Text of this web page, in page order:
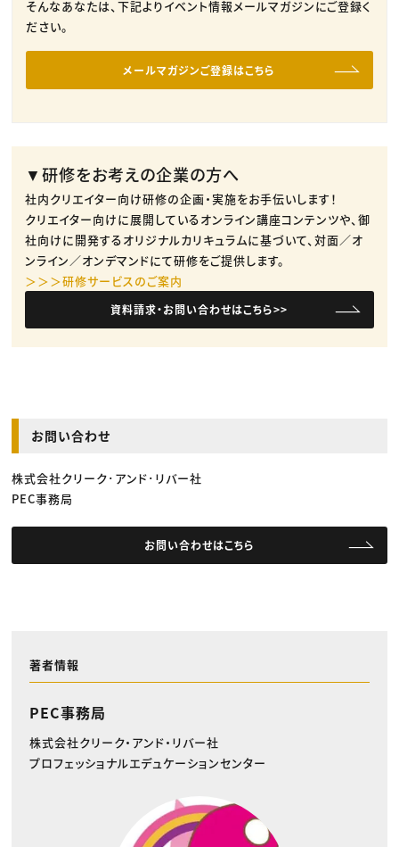
そんなあなたは、下記よりイベント情報メールマガジンにご登録く
ださい。
メールマガジンご登録はこちら
▼研修をお考えの企業の方へ
社内クリエイター向け研修の企画・実施をお手伝いします！
クリエイター向けに展開しているオンライン講座コンテンツや、御
社向けに開発するオリジナルカリキュラムに基づいて、対面／オ
ンライン／オンデマンドにて研修をご提供します。
＞＞＞研修サービスのご案内
資料請求・お問い合わせはこちら>>
お問い合わせ
株式会社クリーク･アンド･リバー社
PEC事務局
お問い合わせはこちら
著者情報
PEC事務局
株式会社クリーク・アンド・リバー社
プロフェッショナルエデュケーションセンター